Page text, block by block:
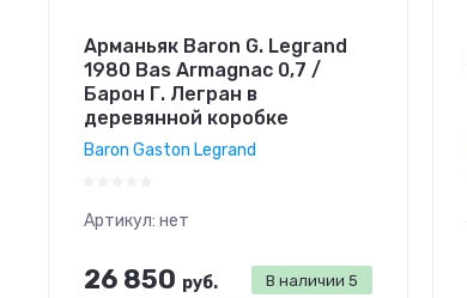
Арманьяк Baron G. Legrand
1980 Bas Armagnac 0,7 /
Барон Г. Легран в
деревянной коробке
Baron Gaston Legrand
Артикул: нет
В наличии 5
26 850 руб.